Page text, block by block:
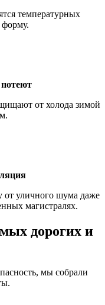
температурных
форму.
от холода зимой
уличного шума даже
магистралях.
дорогих и
мы собрали